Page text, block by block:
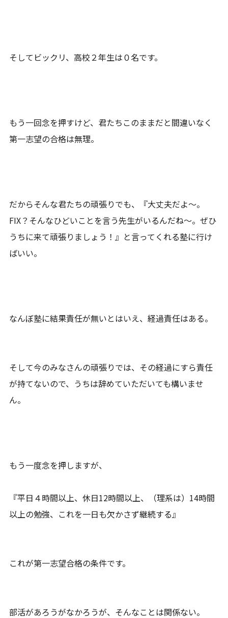
そしてビックリ、高校２年生は０名です。
もう一回念を押すけど、君たちこのままだと間違いなく
第一志望の合格は無理。
だからそんな君たちの頑張りでも、『大丈夫だよ～。
FIX？そんなひどいことを言う先生がいるんだね～。ぜひ
うちに来て頑張りましょう！』と言ってくれる塾に行け
ばいい。
なんぼ塾に結果責任が無いとはいえ、経過責任はある。
そして今のみなさんの頑張りでは、その経過にすら責任
が持てないので、うちは辞めていただいても構いませ
ん。
もう一度念を押しますが、
『平日４時間以上、休日12時間以上、（理系は）14時間
以上の勉強、これを一日も欠かさず継続する』
これが第一志望合格の条件です。
部活があろうがなかろうが、そんなことは関係ない。